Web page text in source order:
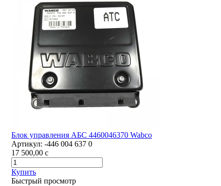
Блок управления АБС 4460046370 Wabco
Артикул: -446 004 637 0
17 500,00 c
Купить
Быстрый просмотр